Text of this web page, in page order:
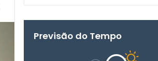
Previsão do Tempo